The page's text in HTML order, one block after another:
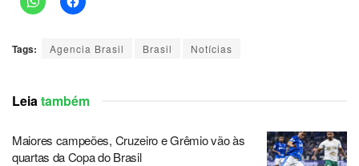
Tags: Agencia Brasil Brasil Notícias
Leia também
Maiores campeões, Cruzeiro e Grêmio vão às
quartas da Copa do Brasil